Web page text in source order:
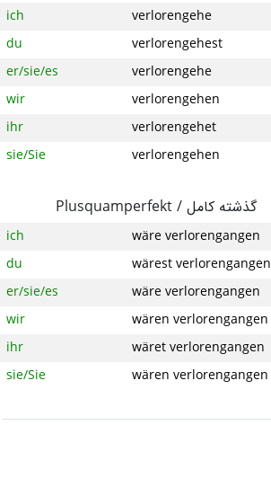
ich
verlorengehe
du
verlorengehest
er/sie/es
verlorengehe
wir
verlorengehen
ihr
verlorengehet
sie/Sie
verlorengehen
Plusquamperfekt / گذشته کامل
ich
wäre verlorengangen
du
wärest verlorengangen
er/sie/es
wäre verlorengangen
wir
wären verlorengangen
ihr
wäret verlorengangen
sie/Sie
wären verlorengangen